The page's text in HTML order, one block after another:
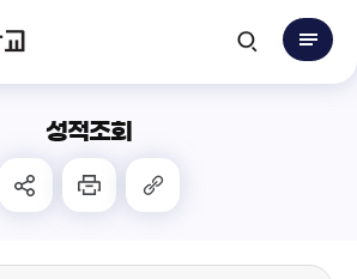
성적조회